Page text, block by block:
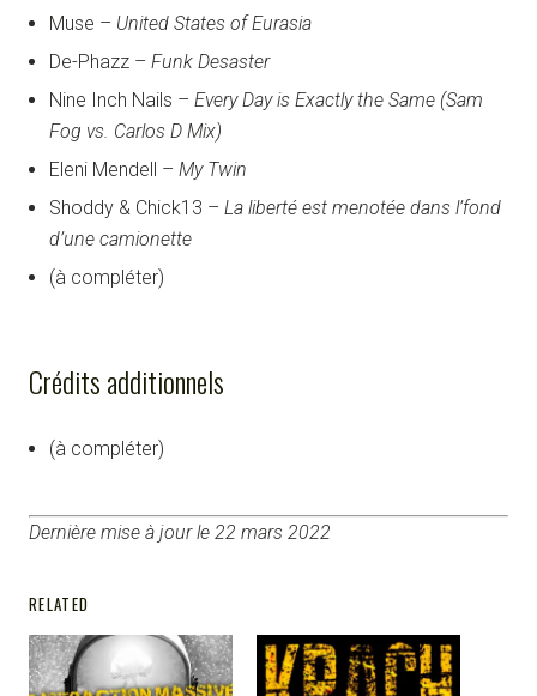
Muse – United States of Eurasia
De-Phazz – Funk Desaster
Nine Inch Nails – Every Day is Exactly the Same (Sam
Fog vs. Carlos D Mix)
Eleni Mendell – My Twin
Shoddy & Chick13 – La liberté est menotée dans l’fond
d’une camionette
(à compléter)
Crédits additionnels
(à compléter)
Dernière mise à jour le 22 mars 2022
RELATED